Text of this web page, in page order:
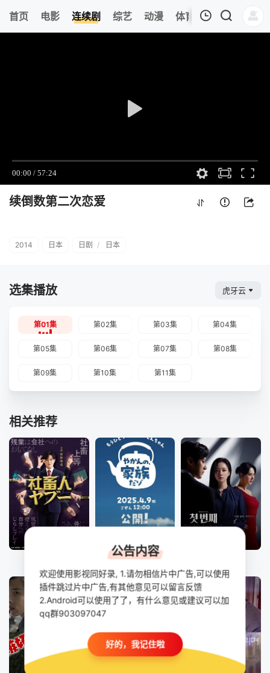
首页 电影 连续剧 综艺 动漫 体育 今日更新 热
续倒数第二次恋爱
2014 日本 日剧 / 日本
选集播放 虎牙云
第01集 第02集 第03集 第04集
第05集 第06集 第07集 第08集
第09集 第10集 第11集
相关推荐
公告内容
欢迎使用影视同好录, 1.请勿相信片中广告,可以使用
插件跳过片中广告,有其他意见可以留言反馈
2.Android可以使用了了，有什么意见或建议可以加
qq群903097047
好的，我记住啦